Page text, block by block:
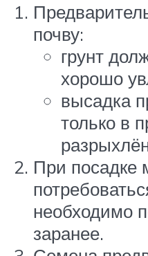
почву:
грунт
хорошо
высадка
только в
При посадке
необходимо
заранее.